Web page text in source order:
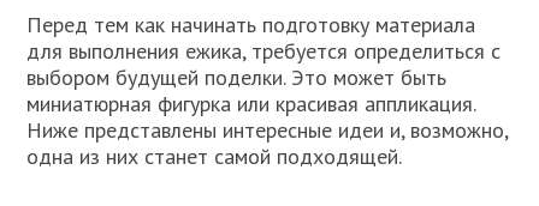
Перед тем как начинать подготовку материала
для выполнения ежика, требуется определиться с
выбором будущей поделки. Это может быть
миниатюрная фигурка или красивая аппликация.
Ниже представлены интересные идеи и, возможно,
одна из них станет самой подходящей.